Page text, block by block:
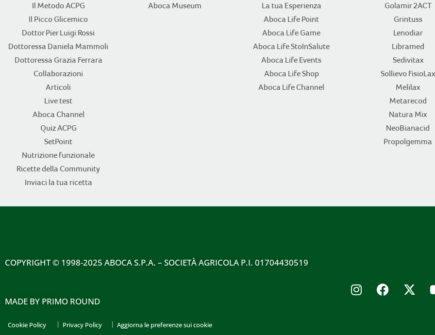
Il Metodo ACPG
Il Picco Glicemico
Dottor Pier Luigi Rossi
Dottoressa Daniela Mammoli
Dottoressa Grazia Ferrara
Collaborazioni
Articoli
Live test
Aboca Channel
Quiz ACPG
SetPoint
Nutrizione funzionale
Ricette della Community
Inviaci la tua ricetta
Aboca Museum
La tua Esperienza
Aboca Life Point
Aboca Life Game
Aboca Life StoInSalute
Aboca Life Events
Aboca Life Shop
Aboca Life Channel
Golamir 2ACT
Grintuss
Lenodiar
Libramed
Sedivitax
Sollievo FisioLax
Melilax
Metarecod
Natura Mix
NeoBianacid
Propolgemma
COPYRIGHT© 1998-2025 ABOCA S.P.A. – SOCIETÀ AGRICOLA P.I. 01704430519
MADE BY PRIMO ROUND
Cookie Policy Privacy Policy Aggiorna le preferenze sui cookie